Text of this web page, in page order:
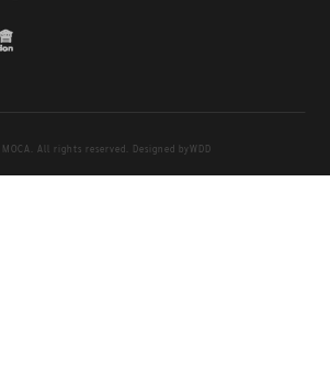
All rights reserved. Designed byWDD